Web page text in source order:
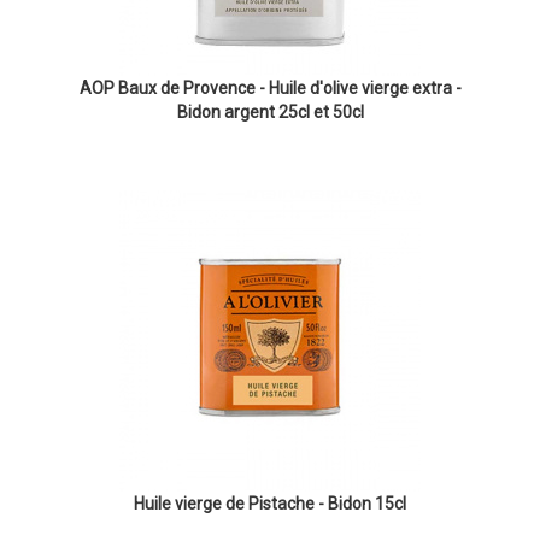
AOP Baux de Provence - Huile d'olive vierge extra -
Bidon argent 25cl et 50cl
Huile vierge de Pistache - Bidon 15cl